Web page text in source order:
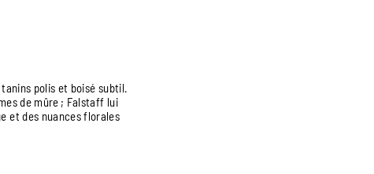
polis et boisé subtil.
de mûre ; Falstaff lui
et des nuances florales